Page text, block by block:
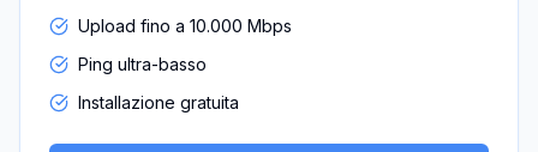
Upload fino a 10.000 Mbps
Ping ultra-basso
Installazione gratuita